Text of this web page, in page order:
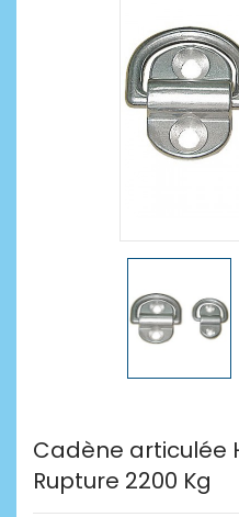
Cadène articulée
Rupture 2200 Kg